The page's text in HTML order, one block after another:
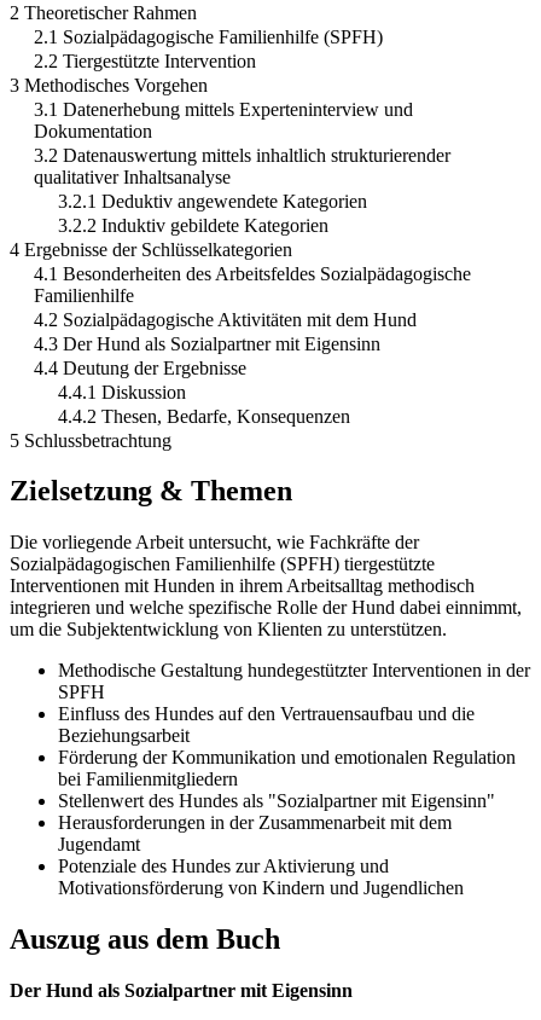
2 Theoretischer Rahmen
2.1 Sozialpädagogische Familienhilfe (SPFH)
2.2 Tiergestützte Intervention
3 Methodisches Vorgehen
3.1 Datenerhebung mittels Experteninterview und
Dokumentation
3.2 Datenauswertung mittels inhaltlich strukturierender
qualitativer Inhaltsanalyse
3.2.1 Deduktiv angewendete Kategorien
3.2.2 Induktiv gebildete Kategorien
4 Ergebnisse der Schlüsselkategorien
4.1 Besonderheiten des Arbeitsfeldes Sozialpädagogische
Familienhilfe
4.2 Sozialpädagogische Aktivitäten mit dem Hund
4.3 Der Hund als Sozialpartner mit Eigensinn
4.4 Deutung der Ergebnisse
4.4.1 Diskussion
4.4.2 Thesen, Bedarfe, Konsequenzen
5 Schlussbetrachtung
Zielsetzung & Themen
Die vorliegende Arbeit untersucht, wie Fachkräfte der
Sozialpädagogischen Familienhilfe (SPFH) tiergestützte
Interventionen mit Hunden in ihrem Arbeitsalltag methodisch
integrieren und welche spezifische Rolle der Hund dabei einnimmt,
um die Subjektentwicklung von Klienten zu unterstützen.
Methodische Gestaltung hundegestützter Interventionen in der
SPFH
Einfluss des Hundes auf den Vertrauensaufbau und die
Beziehungsarbeit
Förderung der Kommunikation und emotionalen Regulation
bei Familienmitgliedern
Stellenwert des Hundes als "Sozialpartner mit Eigensinn"
Herausforderungen in der Zusammenarbeit mit dem
Jugendamt
Potenziale des Hundes zur Aktivierung und
Motivationsförderung von Kindern und Jugendlichen
Auszug aus dem Buch
Der Hund als Sozialpartner mit Eigensinn